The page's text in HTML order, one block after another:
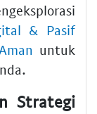
& Pasif
untuk
Strategi